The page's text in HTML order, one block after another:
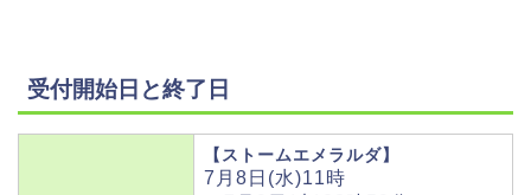
受付開始日と終了日
【ストームエメラルダ】
7月8日(水)11時